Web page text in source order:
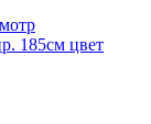
185см цвет